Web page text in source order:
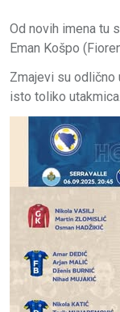
Od novih imena tu
Eman Košpo
Zmajevi su odlično
isto toliko utakmica.